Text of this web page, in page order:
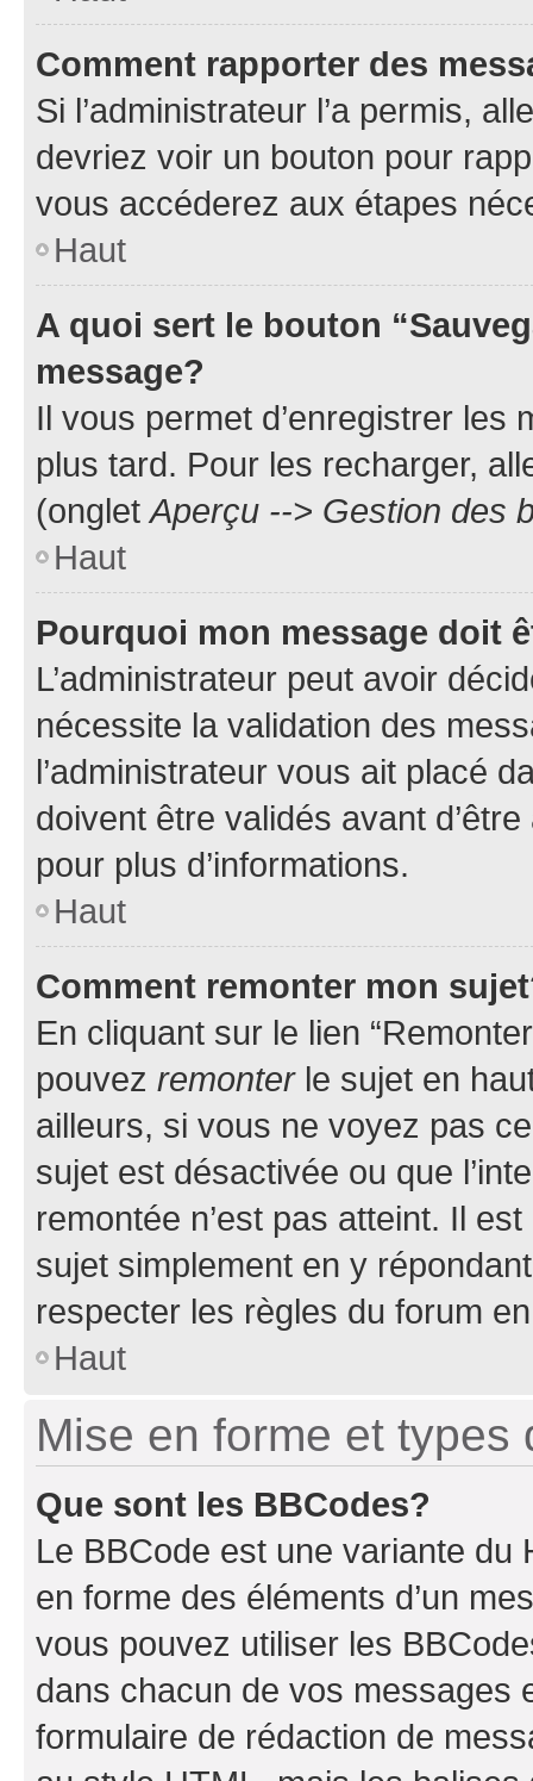
Comment rapporter des
Si l’administrateur l’a permis,
devriez voir un bouton pour
vous accéderez aux étapes
Haut
A quoi sert le bouton
message?
Il vous permet d’enregistrer
plus tard. Pour les recharger,
(ongletAperçu --> Gestion des
Haut
Pourquoi mon message doit
L’administrateur peut avoir
nécessite la validation des
l’administrateur vous ait placé
doivent être validés avant
pour plus d’informations.
Haut
Comment remonter mon
En cliquant sur le lien
pouvez remonterle sujet en
ailleurs, si vous ne voyez pas
sujet est désactivée ou que
remontée n’est pas atteint. Il
sujet simplement en y
respecter les règles du forum
Haut
Mise en forme et types
Que sont les BBCodes?
Le BBCode est une variante du
en forme des éléments d’un
vous pouvez utiliser les
dans chacun de vos messages
formulaire de rédaction de